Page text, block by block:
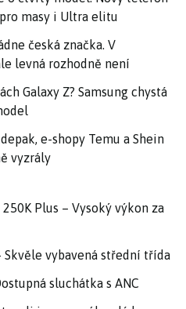
masy i Ultra elitu
česká značka. V
levná rozhodně není
Galaxy Z? Samsung chystá
e-shopy Temu a Shein
vyzrály
Plus – Vysoký výkon za
Skvěle vybavená střední třída
sluchátka s ANC